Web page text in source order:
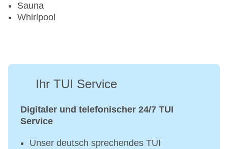
Sauna
Whirlpool
Ihr TUI Service
Digitaler und telefonischer 24/7 TUI
Service
Unser deutsch sprechendes TUI